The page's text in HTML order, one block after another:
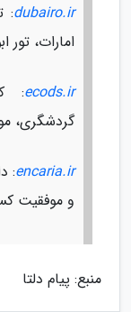
dubairo.ir
:
امارات، تور
ecods.ir
:
گردشگری،
encaria.ir
:
و موفقیت
منبع: پیام دلتا